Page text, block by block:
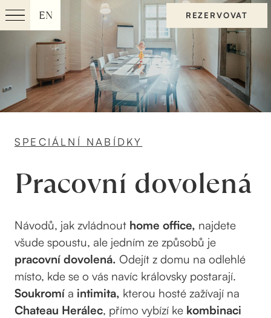
Menu
REZERVOVAT
EN
SPECIÁLNÍ NABÍDKY
Pracovní dovolená
Návodů, jak zvládnout home office, najdete
všude spoustu, ale jedním ze způsobů je
pracovní dovolená. Odejít z domu na odlehlé
místo, kde se o vás navíc královsky postarají.
Soukromí a intimita, kterou hosté zažívají na
Chateau Herálec, přímo vybízí ke kombinaci